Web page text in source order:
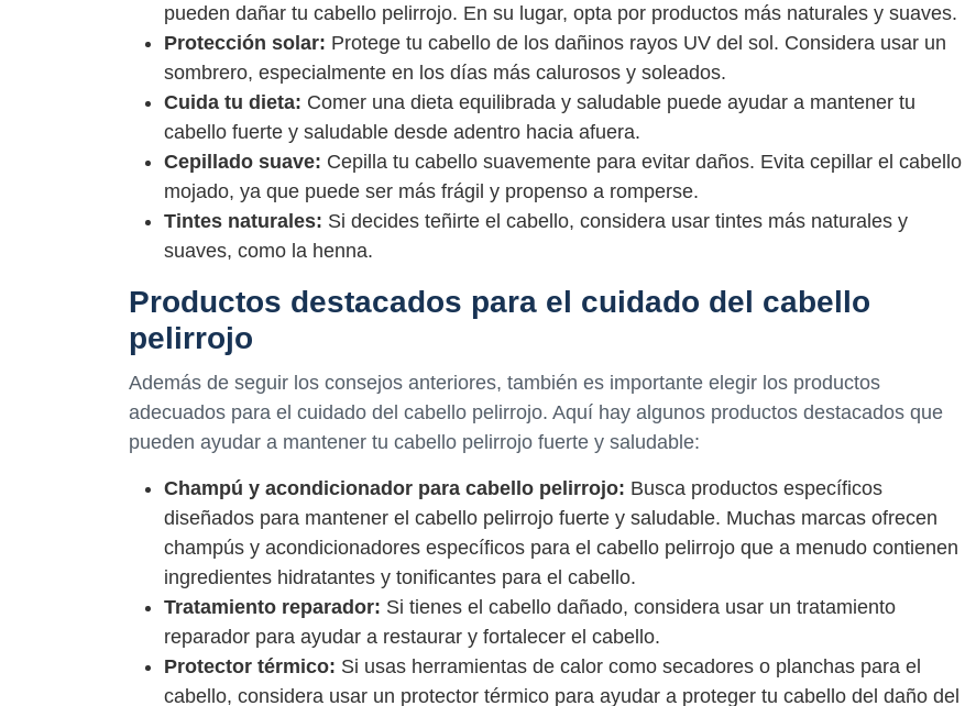
pueden dañar tu cabello pelirrojo. En su lugar, opta por productos más naturales y suaves.
Protección solar: Protege tu cabello de los dañinos rayos UV del sol. Considera usar un
sombrero, especialmente en los días más calurosos y soleados.
Cuida tu dieta: Comer una dieta equilibrada y saludable puede ayudar a mantener tu
cabello fuerte y saludable desde adentro hacia afuera.
Cepillado suave: Cepilla tu cabello suavemente para evitar daños. Evita cepillar el cabello
mojado, ya que puede ser más frágil y propenso a romperse.
Tintes naturales: Si decides teñirte el cabello, considera usar tintes más naturales y
suaves, como la henna.
Productos destacados para el cuidado del cabello
pelirrojo
Además de seguir los consejos anteriores, también es importante elegir los productos
adecuados para el cuidado del cabello pelirrojo. Aquí hay algunos productos destacados que
pueden ayudar a mantener tu cabello pelirrojo fuerte y saludable:
Champú y acondicionador para cabello pelirrojo: Busca productos específicos
diseñados para mantener el cabello pelirrojo fuerte y saludable. Muchas marcas ofrecen
champús y acondicionadores específicos para el cabello pelirrojo que a menudo contienen
ingredientes hidratantes y tonificantes para el cabello.
Tratamiento reparador: Si tienes el cabello dañado, considera usar un tratamiento
reparador para ayudar a restaurar y fortalecer el cabello.
Protector térmico: Si usas herramientas de calor como secadores o planchas para el
cabello, considera usar un protector térmico para ayudar a proteger tu cabello del daño del